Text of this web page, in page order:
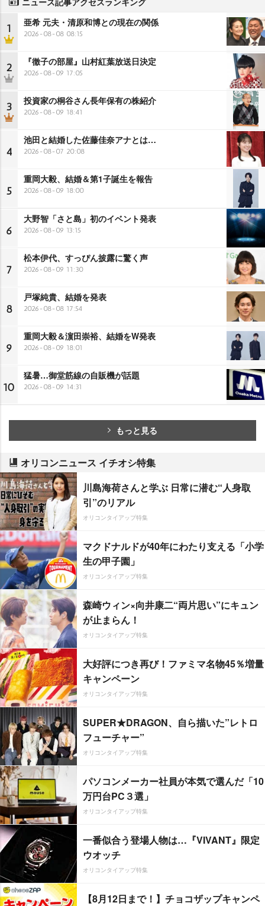
1 亜希 元夫・清原和博との現在の関係
2026-08-08 08:15
2 『徹子の部屋』山村紅葉放送日決定
2026-08-09 17:05
3 投資家の桐谷さん長年保有の株紹介
2026-08-09 18:41
4
池田と結婚した佐藤佳奈アナとは…
2026-08-07 20:08
5
重岡大毅、結婚＆第1子誕生を報告
2026-08-09 18:00
6
大野智「さと島」初のイベント発表
2026-08-09 13:15
7
松本伊代、すっぴん披露に驚く声
2026-08-09 11:30
8
戸塚純貴、結婚を発表
2026-08-08 17:54
9
重岡大毅＆濵田崇裕、結婚をW発表
2026-08-09 18:01
10
猛暑…御堂筋線の自販機が話題
2026-08-09 14:31
もっと見る
オリコンニュース イチオシ特集
川島海荷さんと学ぶ 日常に潜む“人身取
引”のリアル
オリコンタイアップ特集
マクドナルドが40年にわたり支える「小学
生の甲子園」
オリコンタイアップ特集
森崎ウィン×向井康二“両片思い”にキュン
が止まらん！
オリコンタイアップ特集
大好評につき再び！ファミマ名物45％増量
キャンペーン
オリコンタイアップ特集
SUPER★DRAGON、自ら描いた”レトロ
フューチャー”
オリコンタイアップ特集
パソコンメーカー社員が本気で選んだ「10
万円台PC３選」
オリコンタイアップ特集
一番似合う登場人物は…『VIVANT』限定
ウオッチ
オリコンタイアップ特集
【8月12日まで！】チョコザップキャンペ